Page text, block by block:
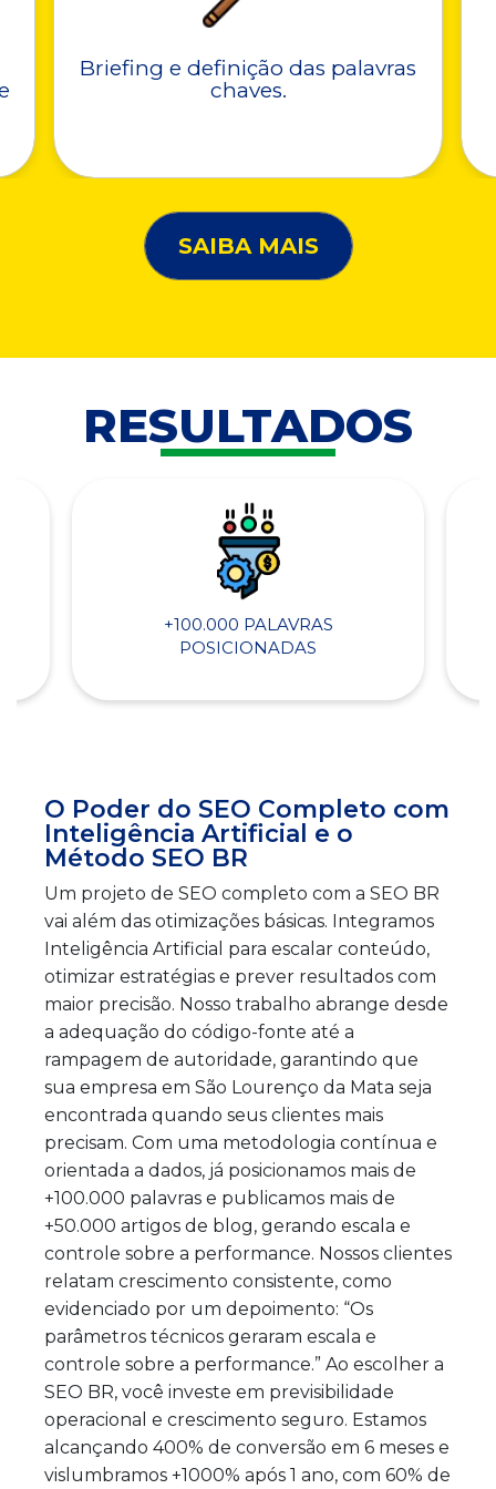
Briefing e definição das palavras
chaves.
SAIBA MAIS
RESULTADOS
+100.000 PALAVRAS
POSICIONADAS
O Poder do SEO Completo com
Inteligência Artificial e o
Método SEO BR
Um projeto de SEO completo com a SEO BR
vai além das otimizações básicas. Integramos
Inteligência Artificial para escalar conteúdo,
otimizar estratégias e prever resultados com
maior precisão. Nosso trabalho abrange desde
a adequação do código-fonte até a
rampagem de autoridade, garantindo que
sua empresa em São Lourenço da Mata seja
encontrada quando seus clientes mais
precisam. Com uma metodologia contínua e
orientada a dados, já posicionamos mais de
+100.000 palavras e publicamos mais de
+50.000 artigos de blog, gerando escala e
controle sobre a performance. Nossos clientes
relatam crescimento consistente, como
evidenciado por um depoimento: “Os
parâmetros técnicos geraram escala e
controle sobre a performance.” Ao escolher a
SEO BR, você investe em previsibilidade
operacional e crescimento seguro. Estamos
alcançando 400% de conversão em 6 meses e
vislumbramos +1000% após 1 ano, com 60% de